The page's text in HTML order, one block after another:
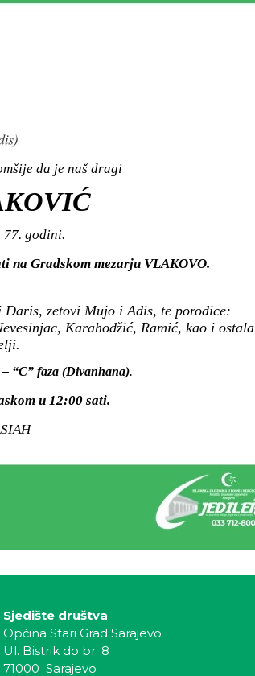
da je naš dragi
77. godini.
na Gradskom mezarju VLAKOVO.
zetovi Mujo i Adis, te porodice:
Karahodžić, Ramić, kao i ostala
“C” faza (Divanhana).
u 12:00 sati.
Sjedište društva:
Općina Stari Grad Sarajevo
Ul. Bistrik do br. 8
71000 Sarajevo